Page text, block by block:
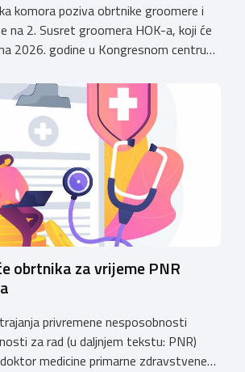
komora poziva obrtnike groomere i
na 2. Susret groomera HOK-a, koji će
2026. godine u Kongresnom centru
program s predavanjima
i međunarodnih predavača: U sklopu
se i panel rasprava „Profesija
[…]
obrtnika za vrijeme PNR
privremene nesposobnosti
za rad (u daljnjem tekstu: PNR)
medicine primarne zdravstvene